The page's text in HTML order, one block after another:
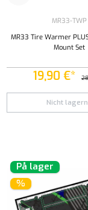
MR33-TWP
MR33 Tire Warmer
Mount Set
19,90 €*
Nicht
På lager
%